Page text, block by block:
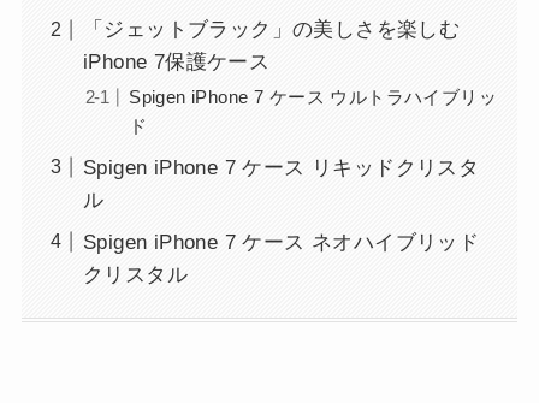
「ジェットブラック」の美しさを楽しむ
iPhone 7保護ケース
Spigen iPhone 7 ケース ウルトラハイブリッ
ド
Spigen iPhone 7 ケース リキッドクリスタ
ル
Spigen iPhone 7 ケース ネオハイブリッド
クリスタル